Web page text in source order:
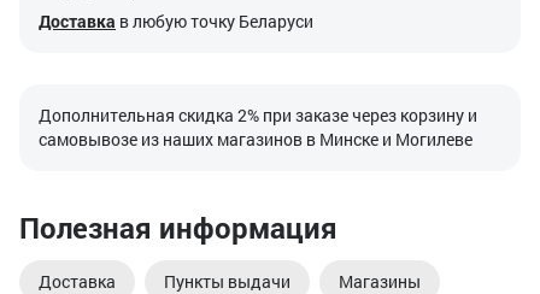
Доставка в любую точку Беларуси
Дополнительная скидка 2% при заказе через корзину и
самовывозе из наших магазинов в Минске и Могилеве
Полезная информация
Доставка Пункты выдачи Магазины